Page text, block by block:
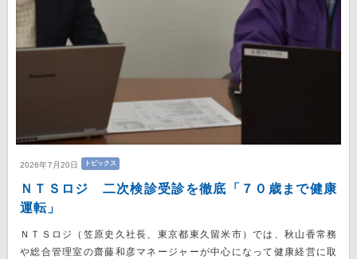
2026年7月20日 トピックス
ＮＴＳロジ 二次検診受診を徹底「７０歳まで健康
運転」
ＮＴＳロジ（笠原史久社長、東京都東久留米市）では、秋山香常務
や総合管理室の齋藤和彦マネージャーが中心になって健康経営に取